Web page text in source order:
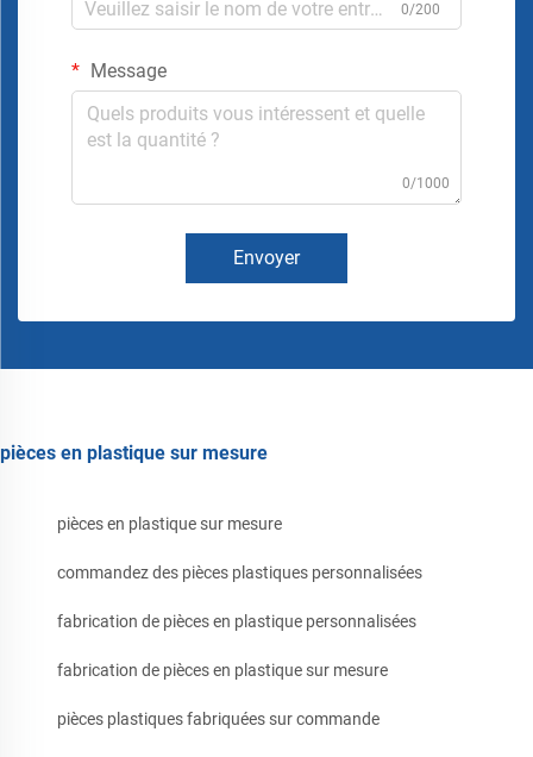
0/200
Message
0/1000
Envoyer
pièces en plastique sur mesure
pièces en plastique sur mesure
commandez des pièces plastiques personnalisées
fabrication de pièces en plastique personnalisées
fabrication de pièces en plastique sur mesure
pièces plastiques fabriquées sur commande